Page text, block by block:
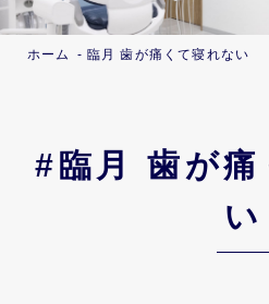
ホーム 臨月 歯が痛くて寝れない
#臨月 歯が痛
い